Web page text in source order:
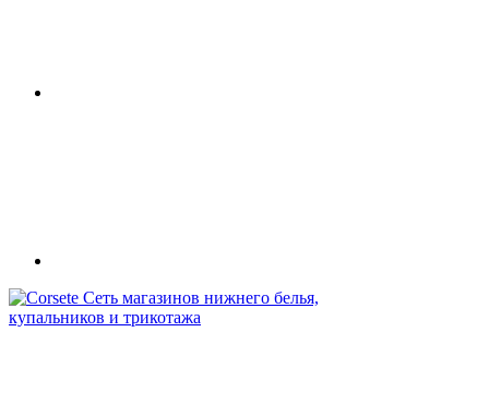
Сеть магазинов нижнего белья,
купальников и трикотажа